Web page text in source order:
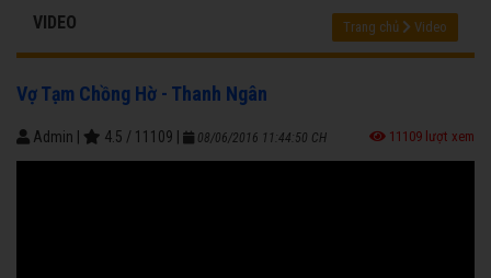
VIDEO Trang chủ Video
Vợ Tạm Chồng Hờ - Thanh Ngân
Admin 4.5 / 11109 08/06/2016 11:44:50 CH 11109 lượt xem